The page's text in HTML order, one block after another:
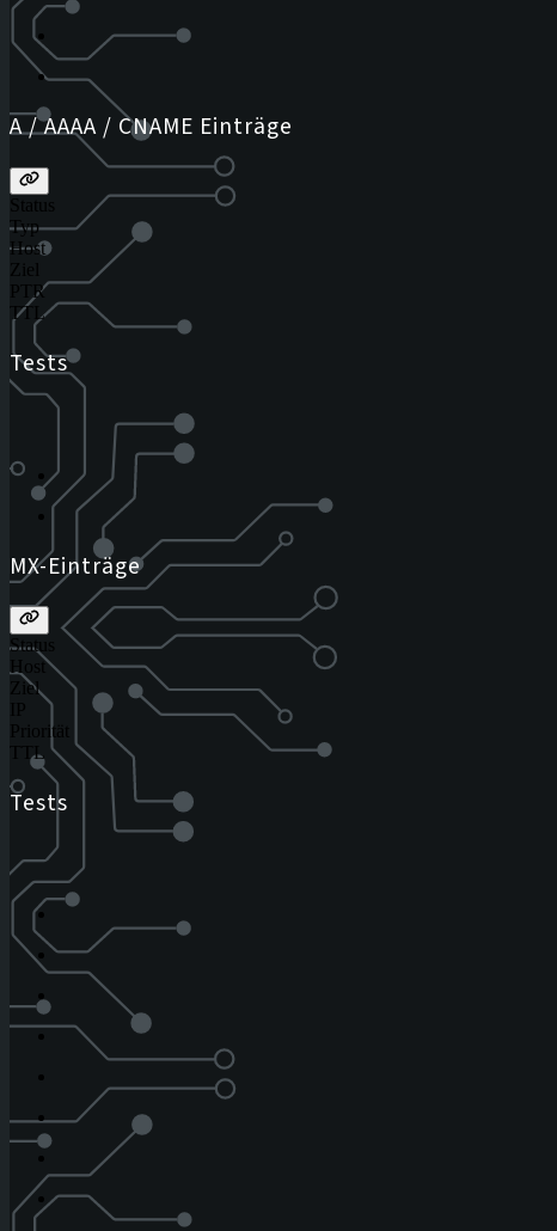
A / AAAA / CNAME Einträge
Status
Typ
Host
Ziel
PTR
TTL
Tests
MX-Einträge
Status
Host
Ziel
IP
Priorität
TTL
Tests